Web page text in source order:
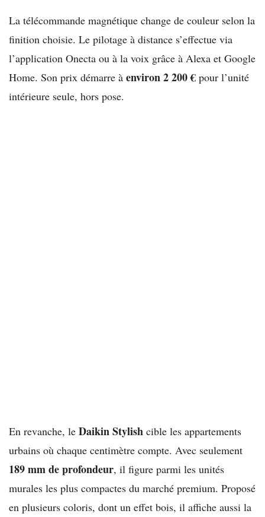
La télécommande magnétique change de couleur selon la
finition choisie. Le pilotage à distance s’effectue via
l’application Onecta ou à la voix grâce à Alexa et Google
Home. Son prix démarre à environ 2 200 € pour l’unité
intérieure seule, hors pose.
En revanche, le Daikin Stylish cible les appartements
urbains où chaque centimètre compte. Avec seulement
189 mm de profondeur, il figure parmi les unités
murales les plus compactes du marché premium. Proposé
en plusieurs coloris, dont un effet bois, il affiche aussi la